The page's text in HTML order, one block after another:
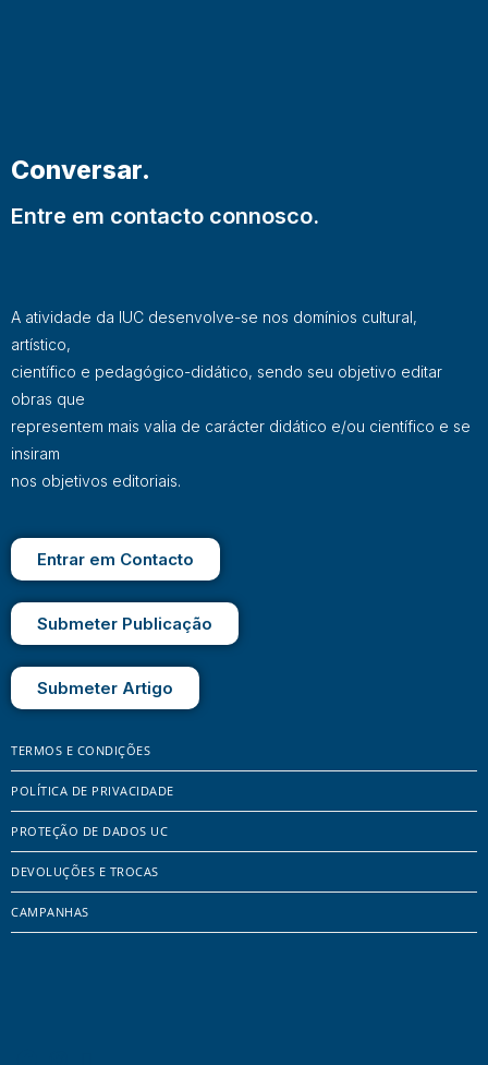
Conversar.
Entre em contacto connosco.
A atividade da IUC desenvolve-se nos domínios cultural,
artístico,
científico e pedagógico-didático, sendo seu objetivo editar
obras que
representem mais valia de carácter didático e/ou científico e se
insiram
nos objetivos editoriais.
Entrar em Contacto
Submeter Publicação
Submeter Artigo
TERMOS E CONDIÇÕES
POLÍTICA DE PRIVACIDADE
PROTEÇÃO DE DADOS UC
DEVOLUÇÕES E TROCAS
CAMPANHAS